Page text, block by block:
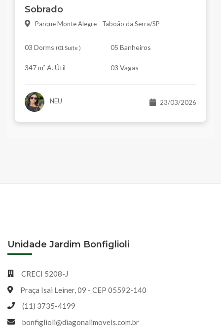
Sobrado
Parque Monte Alegre - Taboão da Serra/SP
03 Dorms (01 Suíte ) 05 Banheiros
347 m² A. Útil 03 Vagas
NEU 23/03/2026
Unidade Jardim Bonfiglioli
CRECI 5208-J
Praça Isai Leiner, 09 - CEP 05592-140
(11) 3735-4199
bonfiglioli@diagonalimoveis.com.br